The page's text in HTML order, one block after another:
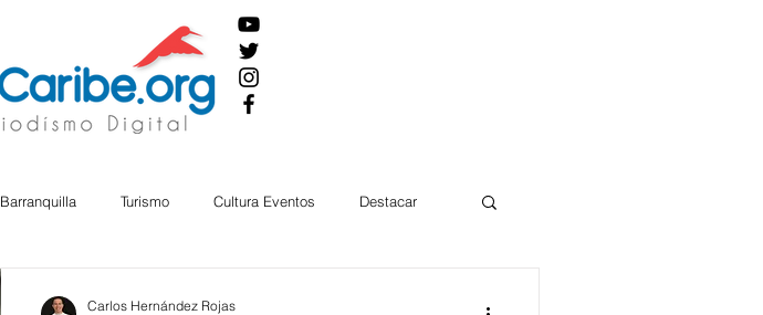
Barranquilla Turismo Cultura Eventos Destacar
Carlos Hernández Rojas